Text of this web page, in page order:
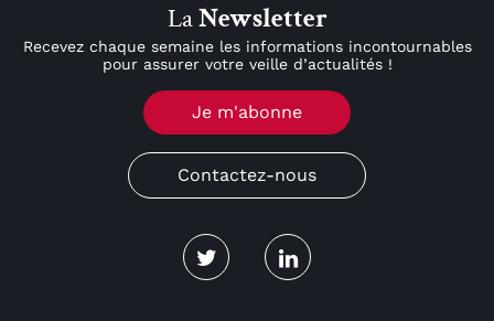
LaNewsletter
Recevez chaque semaine les informations incontournables
pour assurer votre veille d’actualités !
Je m'abonne
Contactez-nous